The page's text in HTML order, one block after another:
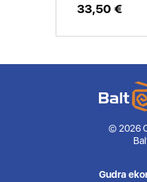
33,50 €
© 2026
Gudra